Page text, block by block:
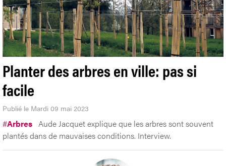
Planter des arbres en ville: pas si
facile
Publié le Mardi 09 mai 2023
#Arbres Aude Jacquet explique que les arbres sont souvent
plantés dans de mauvaises conditions. Interview.